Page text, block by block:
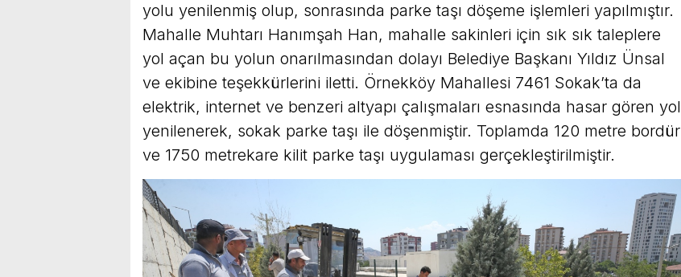
yolu yenilenmiş olup, sonrasında parke taşı döşeme işlemleri yapılmıştır.
Mahalle Muhtarı Hanımşah Han, mahalle sakinleri için sık sık taleplere
yol açan bu yolun onarılmasından dolayı Belediye Başkanı Yıldız Ünsal
ve ekibine teşekkürlerini iletti. Örnekköy Mahallesi 7461 Sokak’ta da
elektrik, internet ve benzeri altyapı çalışmaları esnasında hasar gören yol
yenilenerek, sokak parke taşı ile döşenmiştir. Toplamda 120 metre bordür
ve 1750 metrekare kilit parke taşı uygulaması gerçekleştirilmiştir.